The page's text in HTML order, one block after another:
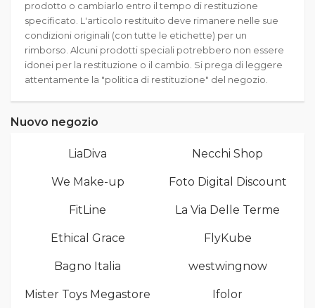
prodotto o cambiarlo entro il tempo di restituzione
specificato. L'articolo restituito deve rimanere nelle sue
condizioni originali (con tutte le etichette) per un
rimborso. Alcuni prodotti speciali potrebbero non essere
idonei per la restituzione o il cambio. Si prega di leggere
attentamente la "politica di restituzione" del negozio.
Nuovo negozio
LiaDiva Necchi Shop
We Make-up Foto Digital Discount
FitLine La Via Delle Terme
Ethical Grace FlyKube
Bagno Italia westwingnow
Mister Toys Megastore Ifolor